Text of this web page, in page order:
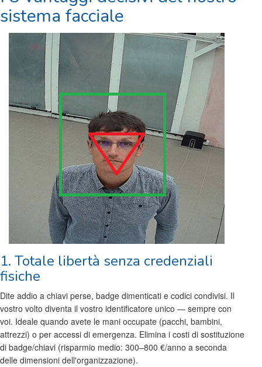
sistema facciale
1. Totale libertà senza credenziali
fisiche
Dite addio a chiavi perse, badge dimenticati e codici condivisi. Il
vostro volto diventa il vostro identificatore unico — sempre con
voi. Ideale quando avete le mani occupate (pacchi, bambini,
attrezzi) o per accessi di emergenza. Elimina i costi di sostituzione
di badge/chiavi (risparmio medio: 300–800 €/anno a seconda
delle dimensioni dell'organizzazione).